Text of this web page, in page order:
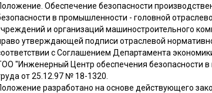
Обеспечение безопасности
в промышленности - головной
и организаций машиностроительного
утверждающей подписи отраслевой
с Соглашением Департамента
"Инженерный Центр обеспечения безопасности
от 25.12.97 № 18-1320.
разработано на основе действующего